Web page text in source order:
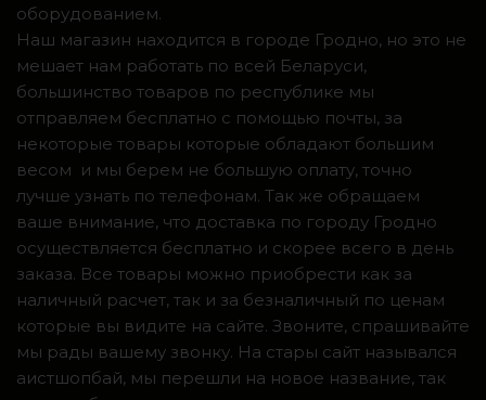
оборудованием.
Наш магазин находится в городе Гродно, но это не
мешает нам работать по всей Беларуси,
большинство товаров по республике мы
отправляем бесплатно с помощью почты, за
некоторые товары которые обладают большим
весом и мы берем не большую оплату, точно
лучше узнать по телефонам. Так же обращаем
ваше внимание, что доставка по городу Гродно
осуществляется бесплатно и скорее всего в день
заказа. Все товары можно приобрести как за
наличный расчет, так и за безналичный по ценам
которые вы видите на сайте. Звоните, спрашивайте
мы рады вашему звонку. На стары сайт назывался
аистшопбай, мы перешли на новое название, так